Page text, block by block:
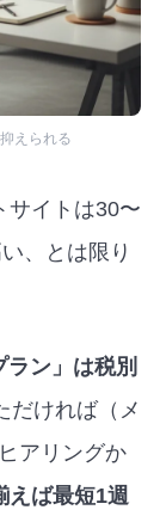
えられる
サイトは30〜
、とは限り
ラン」は税別
だければ（メ
アリングか
えば最短1週